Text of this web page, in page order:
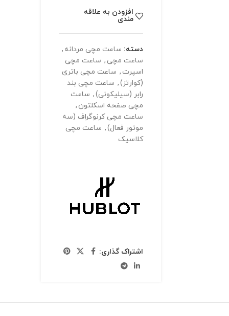
افزودن به علاقه
مندی
دسته: ساعت مچی مردانه ,
ساعت مچی , ساعت مچی
اسپرت , ساعت مچی باتری
(کوارتز), ساعت مچی بند
رابر (سیلیکونی), ساعت
مچی صفحه اسکلتون ,
ساعت مچی کرنوگراف (سه
موتور فعال), ساعت مچی
کلاسیک
اشتراک گذاری: